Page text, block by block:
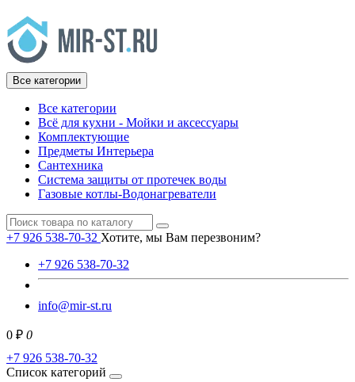
Все категории
Все категории
Всё для кухни - Мойки и аксессуары
Комплектующие
Предметы Интерьера
Сантехника
Система защиты от протечек воды
Газовые котлы-Водонагреватели
+7 926 538-70-32 Хотите, мы Вам перезвоним?
+7 926 538-70-32
info@mir-st.ru
0 ₽ 0
+7 926 538-70-32
Список категорий